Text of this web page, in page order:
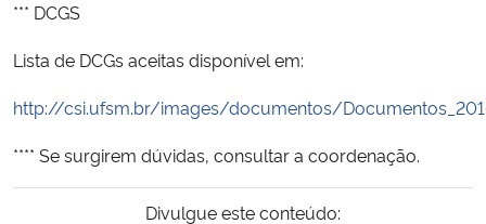
*** DCGS
Lista de DCGs aceitas disponível em:
http://csi.ufsm.br/images/documentos/
**** Se surgirem dúvidas, consultar a coordenação.
Divulgue este conteúdo: